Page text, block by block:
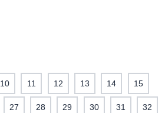
10 11 12 13 14 15
27 28 29 30 31 32